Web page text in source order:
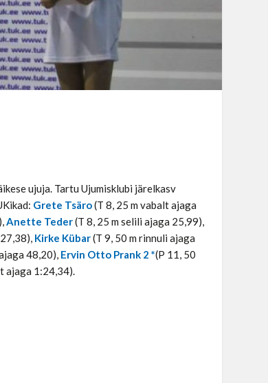
ujuja. Tartu Ujumisklubi järelkasv
Grete Tsäro(T 8, 25 m vabalt ajaga
Anette Teder(T 8, 25 m selili ajaga 25,99),
Kirke Kübar(T 9, 50 m rinnuli ajaga
48,20), Ervin Otto Prank 2 *(P 11, 50
ajaga 1:24,34).